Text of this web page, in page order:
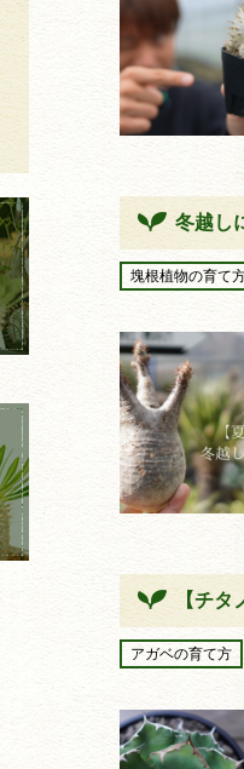
冬越し
塊根植物の育て
【チ
アガベの育て方